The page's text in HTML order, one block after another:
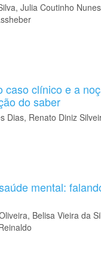
Julia Coutinho
caso clínico e a
do saber
Dias, Renato Diniz
mental:
Belisa Vieira da